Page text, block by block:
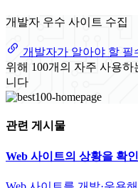
개발자 우수 사이트 수집
개발자가 알아야 할 필
위해 100개의 자주 사용
니다
관련 게시물
Web 사이트의 상황을 확